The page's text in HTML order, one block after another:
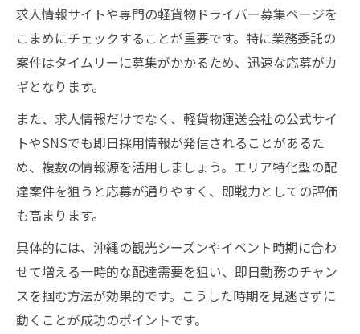
求人情報サイトや専門の軽貨物ドライバー募集ページを
こまめにチェックすることが重要です。特に業務委託の
案件はタイムリーに募集がかかるため、迅速な応募がカ
ギとなります。
また、求人情報だけでなく、軽貨物運送会社の公式サイ
トやSNSでも即日採用情報が発信されることがあるた
め、複数の情報源を活用しましょう。エリア特化型の配
達案件を狙うと応募が通りやすく、即戦力としての評価
も高まります。
具体的には、沖縄の観光シーズンやイベント時期に合わ
せて増える一時的な配達需要を狙い、即日勤務のチャン
スを掴む方法が効果的です。こうした時期を見逃さずに
動くことが成功のポイントです。